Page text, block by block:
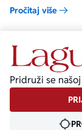
moći da se kupi na
Pročitaj više
Pridruži se